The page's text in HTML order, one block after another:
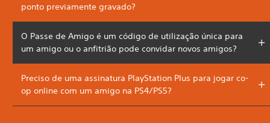
ponto previamente gravado?
O Passe de Amigo é um código de utilização única para
um amigo ou o anfitrião pode convidar novos amigos?
Preciso de uma assinatura PlayStation Plus para jogar co-
op online com um amigo na PS4/PS5?